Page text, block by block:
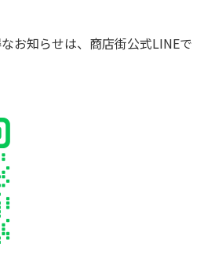
お知らせは、商店街公式LINEで